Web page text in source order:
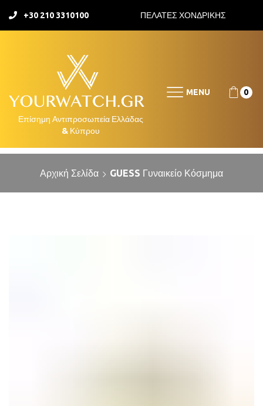
+30 210 3310100 ΠΕΛΑΤΕΣ ΧΟΝΔΡΙΚΗΣ
MENU 0
Αρχική Σελίδα GUESS Γυναικείο Κόσμημα